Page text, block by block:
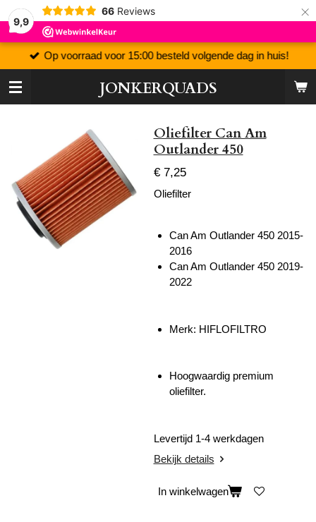
9,9
66 Reviews ×
JONKERQUADS
Op voorraad voor 15:00 besteld volgende dag in huis!
Oliefilter Can Am
Outlander 450
€ 7,25
Oliefilter
Can Am Outlander 450 2015-
2016
Can Am Outlander 450 2019-
2022
Merk: HIFLOFILTRO
Hoogwaardig premium
oliefilter.
Levertijd 1-4 werkdagen
Bekijk details
In winkelwagen